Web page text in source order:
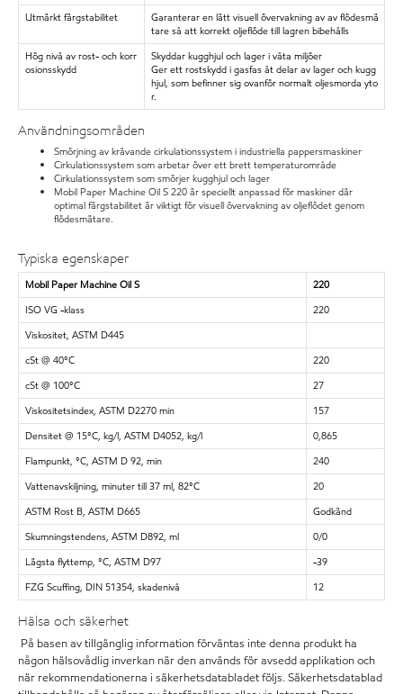
Utmärkt färgstabilitet
Garanterar en lätt visuell övervakning av av flödesmä
tare så attkorrekt oljeflöde till lagren bibehålls
Hög nivå av rost- och korr
osionsskydd
Skyddar kugghjul och lager i våta miljöer
Ger ett rostskydd i gasfas åt delar av lager och kugg
hjul, som befinner sig ovanför normalt oljesmorda yto
r.
Användningsområden
Smörjning av krävande cirkulationssystem i industriella pappersmaskiner
Cirkulationssystem som arbetar över ett brett temperaturområde
Cirkulationssystem som smörjer kugghjul och lager
Mobil Paper Machine Oil S 220 är speciellt anpassad för maskiner där
optimal färgstabilitet är viktigt för visuell övervakning av oljeflödet genom
flödesmätare.
Typiska egenskaper
Mobil Paper Machine Oil S
220
ISO VG -klass
220
Viskositet, ASTM D445
cSt @ 40°C
220
cSt @ 100°C
27
Viskositetsindex, ASTM D2270 min
157
Densitet @ 15°C, kg/l, ASTM D4052, kg/l
0,865
Flampunkt, °C, ASTM D 92, min
240
Vattenavskiljning, minuter till 37 ml, 82°C
20
ASTM Rost B, ASTM D665
Godkänd
Skumningstendens, ASTM D892, ml
0/0
Lägsta flyttemp, °C, ASTM D97
-39
FZG Scuffing, DIN 51354, skadenivå
12
Hälsa och säkerhet
På basen av tillgänglig information förväntas inte denna produkt ha
någon hälsovådlig inverkan när den används för avsedd applikation och
när rekommendationerna i säkerhetsdatabladet följs. Säkerhetsdatablad